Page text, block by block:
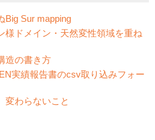
Big Sur mapping
様ドメイン・天然変性領域を重ね
造の書き方
実績報告書のcsv取り込みフォー
変わらないこと